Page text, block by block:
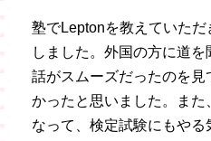
塾でLeptonを教えていた
しました。外国の方に道
話がスムーズだったのを見
かったと思いました。また
なって、検定試験にもやる